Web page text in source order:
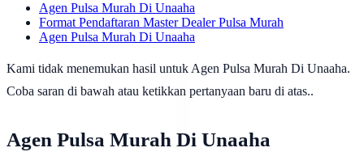
Agen Pulsa Murah Di Unaaha
Format Pendaftaran Master Dealer Pulsa Murah
Agen Pulsa Murah Di Unaaha
Kami tidak menemukan hasil untuk Agen Pulsa Murah Di Unaaha.
Coba saran di bawah atau ketikkan pertanyaan baru di atas..
Agen Pulsa Murah Di Unaaha